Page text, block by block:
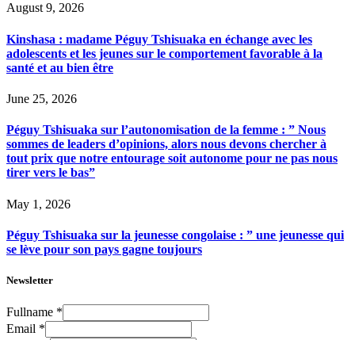
August 9, 2026
Kinshasa : madame Péguy Tshisuaka en échange avec les
adolescents et les jeunes sur le comportement favorable à la
santé et au bien être
June 25, 2026
Péguy Tshisuaka sur l’autonomisation de la femme : ” Nous
sommes de leaders d’opinions, alors nous devons chercher à
tout prix que notre entourage soit autonome pour ne pas nous
tirer vers le bas”
May 1, 2026
Péguy Tshisuaka sur la jeunesse congolaise : ” une jeunesse qui
se lève pour son pays gagne toujours
Newsletter
Fullname *
Email *